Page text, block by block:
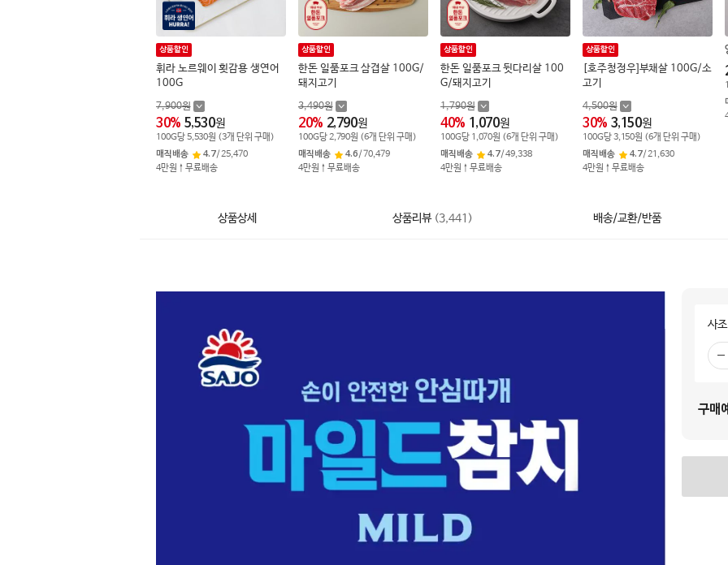
휘라 노르웨이 횟감용 생연어
100G
상품할인
7,900원
30% 5,530원
100G당5,530원 (3개 단위 구매)
매직배송
4.7/25,470
4만원↑무료배송
한돈 일품포크 삼겹살 100G/
돼지고기
상품할인
3,490원
20% 2,790원
100G당2,790원 (6개 단위 구매)
매직배송
4.6/70,479
4만원↑무료배송
한돈 일품포크 뒷다리살 100
G/돼지고기
상품할인
1,790원
40% 1,070원
100G당 1,070원 (6개 단위 구매)
매직배송
4.7/49,338
4만원↑무료배송
[호주청정우]부채살 100G/소
고기
상품할인
4,500원
30% 3,150원
100G당3,150원 (6개 단위 구매)
매직배송
4.7/21,630
4만원↑무료배송
1
상품상세 상품리뷰 (3,441 ) 배송/교환/반품
사
기
구매